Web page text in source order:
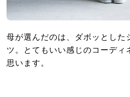
母が選んだのは、ダボッとした
ツ。とてもいい感じのコーディ
思います。